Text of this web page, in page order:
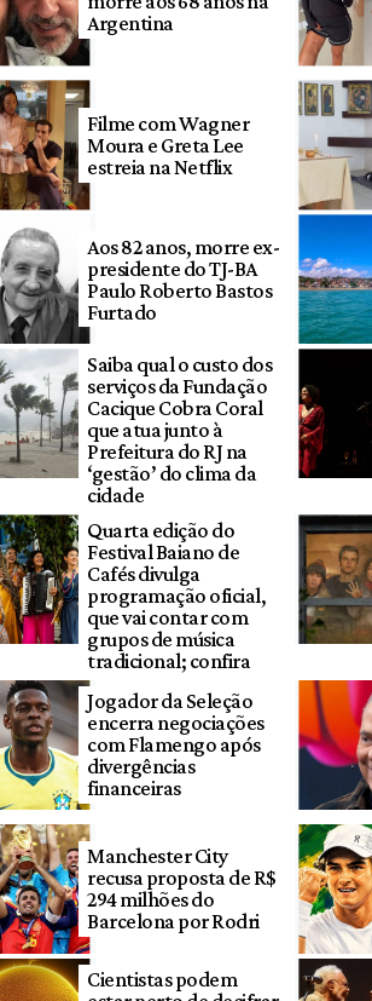
Argentina
Filme com Wagner
Moura e Greta Lee
estreia na Netflix
Aos 82 anos, morre ex-
presidente do TJ-BA
Paulo Roberto Bastos
Furtado
Saiba qual o custo dos
serviços da Fundação
Cacique Cobra Coral
que atua junto à
Prefeitura do RJ na
‘gestão’ do clima da
cidade
Quarta edição do
Festival Baiano de
Cafés divulga
programação oficial,
que vai contar com
grupos de música
tradicional; confira
Jogador da Seleção
encerra negociações
com Flamengo após
divergências
financeiras
Manchester City
recusa proposta de R$
294 milhões do
Barcelona por Rodri
Cientistas podem